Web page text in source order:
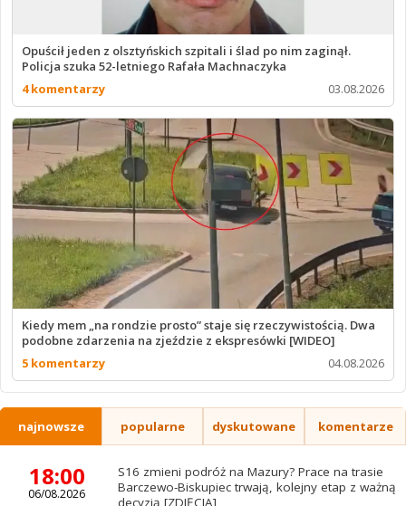
Opuścił jeden z olsztyńskich szpitali i ślad po nim zaginął.
Policja szuka 52-letniego Rafała Machnaczyka
4 komentarzy
03.08.2026
Kiedy mem „na rondzie prosto” staje się rzeczywistością. Dwa
podobne zdarzenia na zjeździe z ekspresówki [WIDEO]
5 komentarzy
04.08.2026
najnowsze popularne dyskutowane komentarze
18:00
06/08.2026
S16 zmieni podróż na Mazury? Prace na trasie
Barczewo-Biskupiec trwają, kolejny etap z ważną
decyzją [ZDJĘCIA]